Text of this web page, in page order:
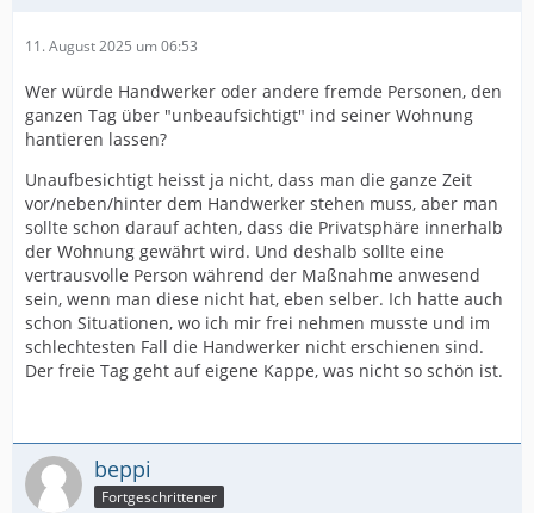
11. August 2025 um 06:53
Wer würde Handwerker oder andere fremde Personen, den
ganzen Tag über "unbeaufsichtigt" ind seiner Wohnung
hantieren lassen?
Unaufbesichtigt heisst ja nicht, dass man die ganze Zeit
vor/neben/hinter dem Handwerker stehen muss, aber man
sollte schon darauf achten, dass die Privatsphäre innerhalb
der Wohnung gewährt wird. Und deshalb sollte eine
vertrausvolle Person während der Maßnahme anwesend
sein, wenn man diese nicht hat, eben selber. Ich hatte auch
schon Situationen, wo ich mir frei nehmen musste und im
schlechtesten Fall die Handwerker nicht erschienen sind.
Der freie Tag geht auf eigene Kappe, was nicht so schön ist.
beppi
Fortgeschrittener